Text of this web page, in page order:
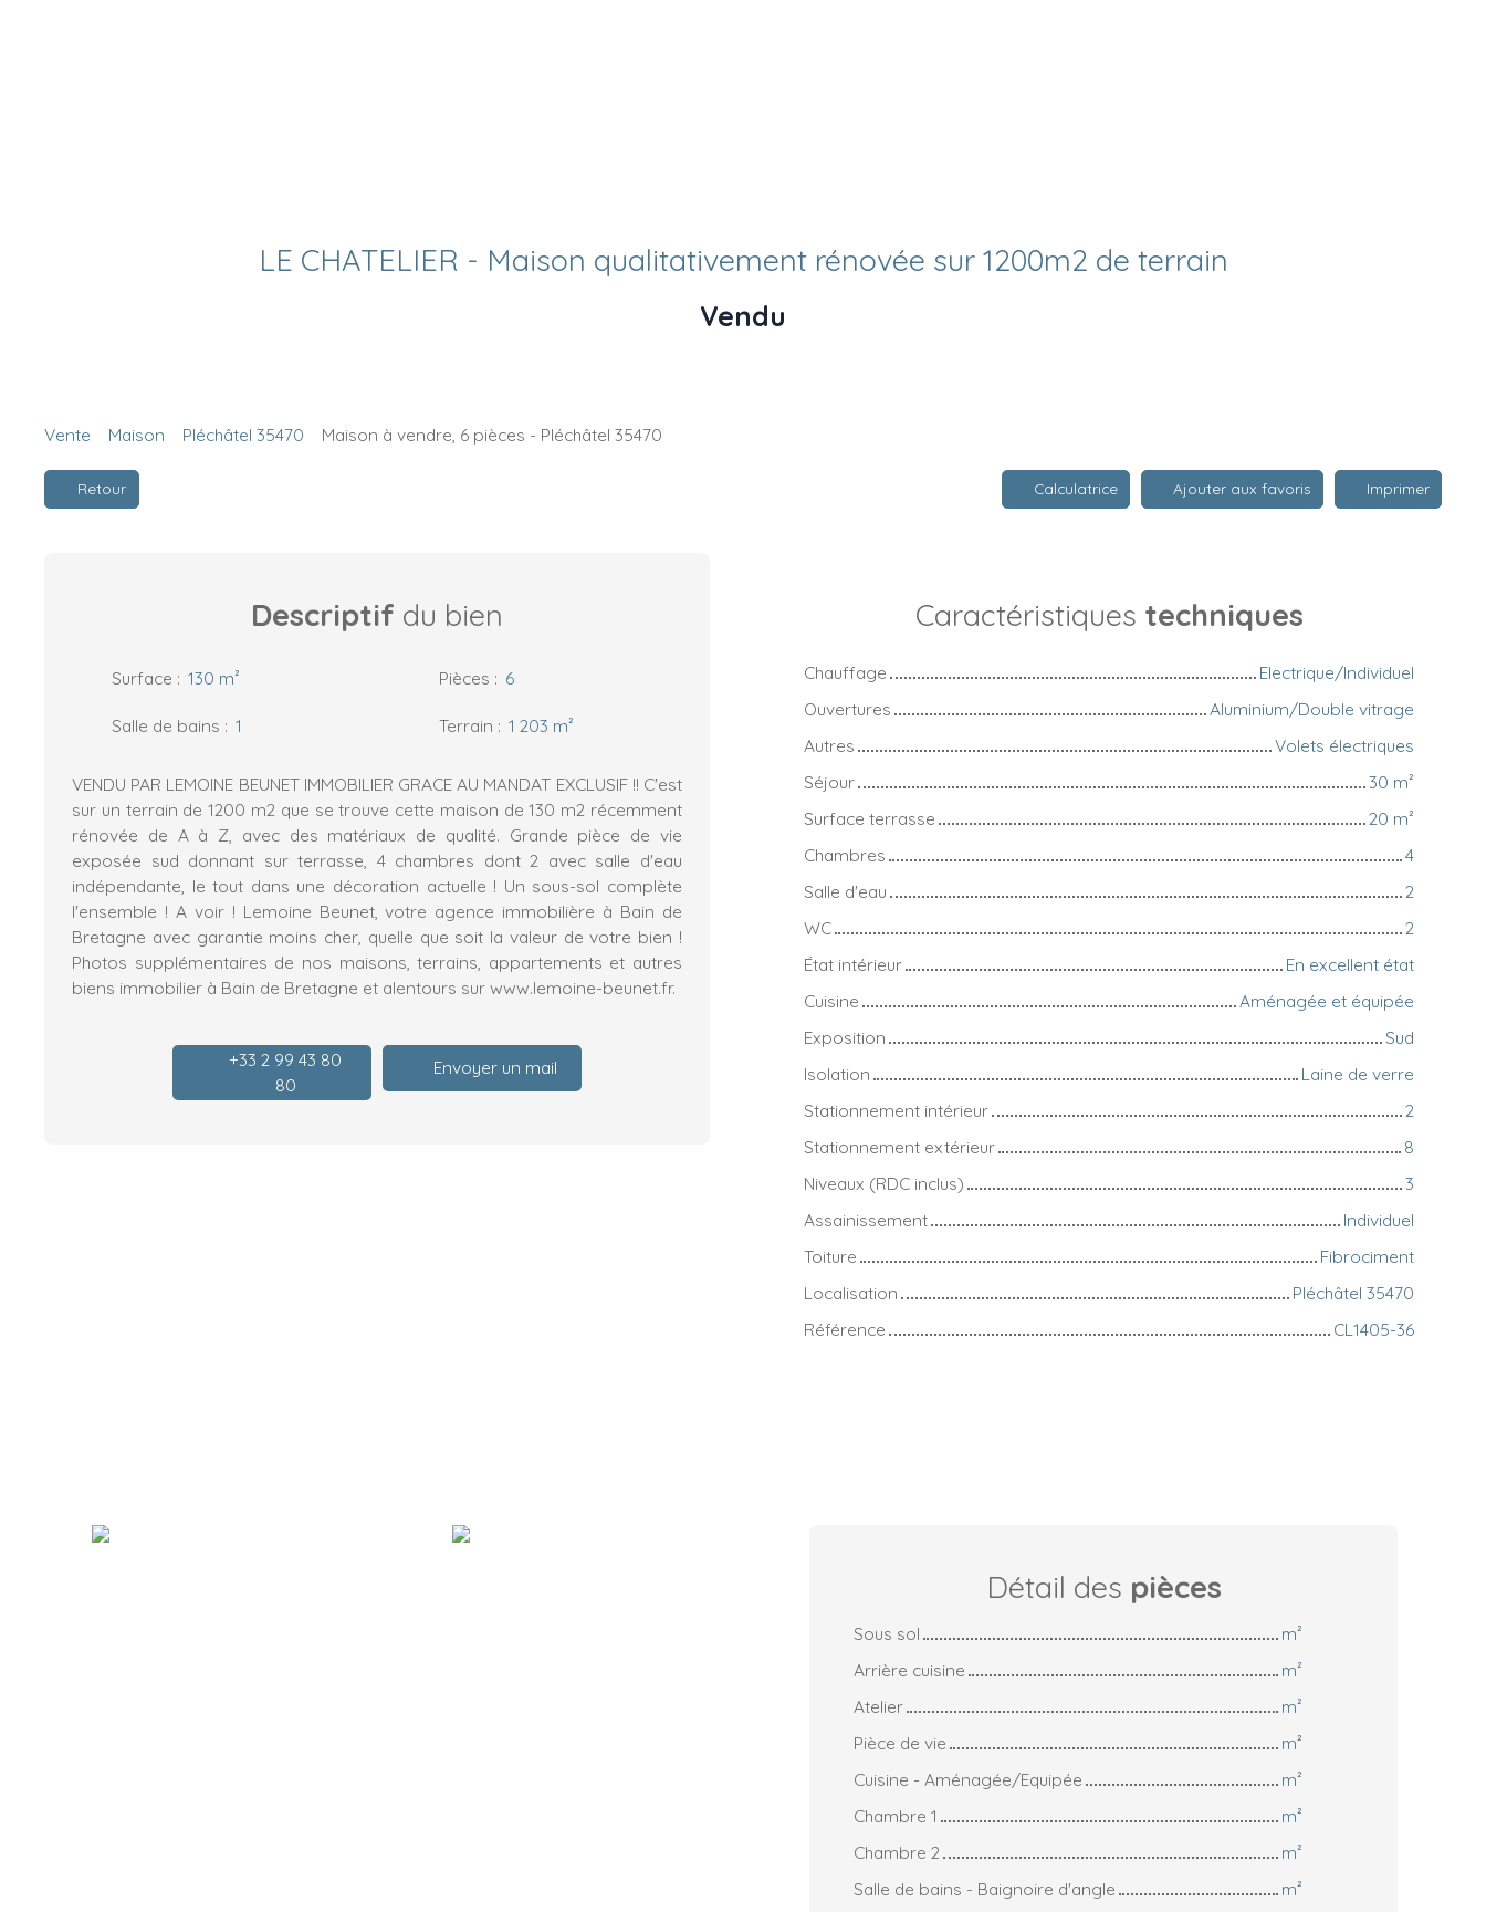
LE CHATELIER - Maison qualitativement rénovée sur 1200m2 de terrain
Vendu
Vente Maison Pléchâtel 35470 Maison à vendre, 6 pièces - Pléchâtel 35470
Retour Calculatrice Ajouter aux favoris Imprimer
Descriptif du bien
Surface : 130 m² Pièces : 6
Salle de bains : 1 Terrain : 1 203 m²
VENDU PAR LEMOINE BEUNET IMMOBILIER GRACE AU MANDAT EXCLUSIF !! C'est
sur un terrain de 1200 m2 que se trouve cette maison de 130 m2 récemment
rénovée de A à Z, avec des matériaux de qualité. Grande pièce de vie
exposée sud donnant sur terrasse, 4 chambres dont 2 avec salle d'eau
indépendante, le tout dans une décoration actuelle ! Un sous-sol complète
l'ensemble ! A voir ! Lemoine Beunet, votre agence immobilière à Bain de
Bretagne avec garantie moins cher, quelle que soit la valeur de votre bien !
Photos supplémentaires de nos maisons, terrains, appartements et autres
biens immobilier à Bain de Bretagne et alentours sur www.lemoine-beunet.fr.
+33 2 99 43 80
80
Envoyer un mail
Caractéristiques techniques
Chauffage
Electrique/Individuel
Ouvertures
Aluminium/Double vitrage
Autres
Volets électriques
Séjour
30 m²
Surface terrasse
20 m²
Chambres
4
Salle d'eau
2
WC
2
État intérieur
En excellent état
Cuisine
Aménagée et équipée
Exposition
Sud
Isolation
Laine de verre
Stationnement intérieur
2
Stationnement extérieur
8
Niveaux (RDC inclus)
3
Assainissement
Individuel
Toiture
Fibrociment
Localisation
Pléchâtel 35470
Référence
CL1405-36
Détail des pièces
Sous sol
m²
Arrière cuisine
m²
Atelier
m²
Pièce de vie
m²
Cuisine - Aménagée/Equipée
m²
Chambre 1
m²
Chambre 2
m²
Salle de bains - Baignoire d'angle
m²